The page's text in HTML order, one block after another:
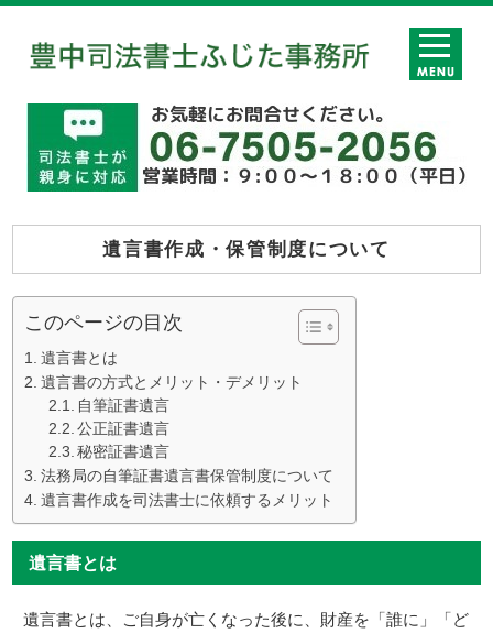
遺言書作成・保管制度について
このページの目次
遺言書とは
遺言書の方式とメリット・デメリット
自筆証書遺言
公正証書遺言
秘密証書遺言
法務局の自筆証書遺言書保管制度について
遺言書作成を司法書士に依頼するメリット
遺言書とは
遺言書とは、ご自身が亡くなった後に、財産を「誰に」「ど